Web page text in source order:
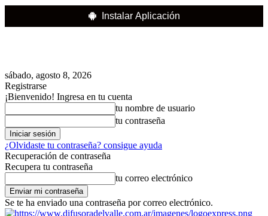
Instalar Aplicación
sábado, agosto 8, 2026
Registrarse
¡Bienvenido! Ingresa en tu cuenta
tu nombre de usuario
tu contraseña
¿Olvidaste tu contraseña? consigue ayuda
Recuperación de contraseña
Recupera tu contraseña
tu correo electrónico
Se te ha enviado una contraseña por correo electrónico.